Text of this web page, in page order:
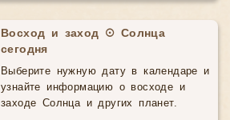
Восход и заход ☉ Солнца
сегодня
Выберите нужную дату в календаре и
узнайте информацию о восходе и
заходе Солнца и других планет.